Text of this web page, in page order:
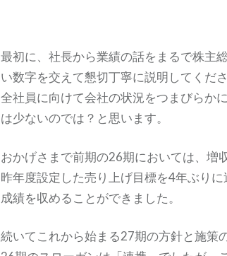
最初に、社長から業績の話をまるで株主
い数字を交えて懇切丁寧に説明してくだ
全社員に向けて会社の状況をつまびらか
は少ないのでは？と思います。
おかげさまで前期の26期においては、増
昨年度設定した売り上げ目標を4年ぶり
成績を収めることができました。
続いてこれから始まる27期の方針と施策